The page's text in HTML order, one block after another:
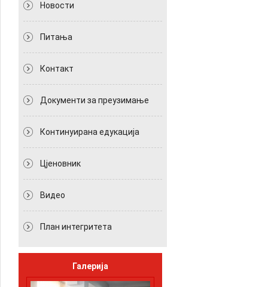
Новости
Питања
Контакт
Документи за преузимање
Континуирана едукација
Цјеновник
Видео
План интегритета
Галерија